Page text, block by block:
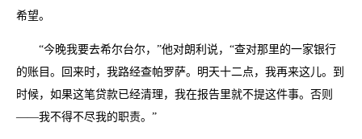
希望。
“今晚我要去希尔台尔，”他对朗利说，“查对那里的一家银行
的账目。回来时，我路经查帕罗萨。明天十二点，我再来这儿。到
时候，如果这笔贷款已经清理，我在报告里就不提这件事。否则
——我不得不尽我的职责。”